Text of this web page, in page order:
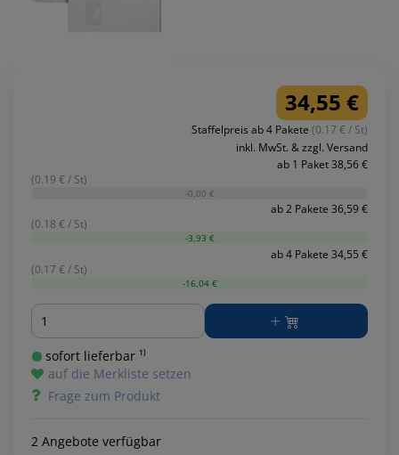
34,55 €
Staffelpreis ab 4 Pakete (0.17 € / St)
inkl. MwSt. & zzgl. Versand
ab 1 Paket 38,56 €
(0.19 € / St)
-0,00 €
ab 2 Pakete 36,59 €
(0.18 € / St)
-3,93 €
ab 4 Pakete 34,55 €
(0.17 € / St)
-16,04 €
Menge
sofort lieferbar ¹⁾
auf die Merkliste setzen
Frage zum Produkt
2 Angebote verfügbar